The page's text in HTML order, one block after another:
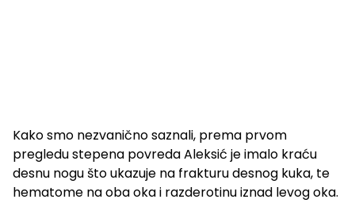
Kako smo nezvanično saznali, prema prvom
pregledu stepena povreda Aleksić je imalo kraću
desnu nogu što ukazuje na frakturu desnog kuka, te
hematome na oba oka i razderotinu iznad levog oka.